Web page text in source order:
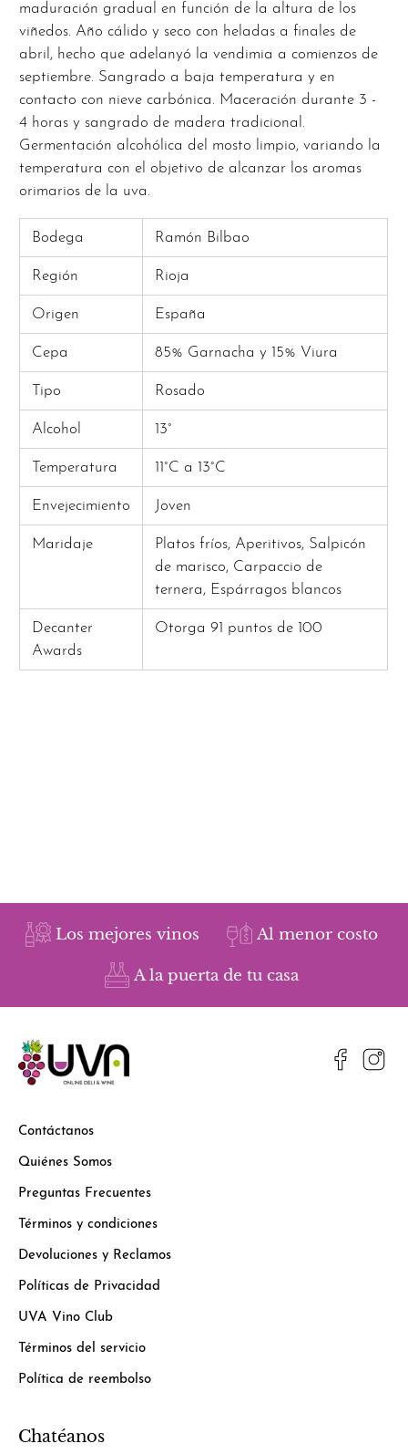
maduración gradual en función de la altura de los
viñedos. Año cálido y seco con heladas a finales de
abril, hecho que adelanyó la vendimia a comienzos de
septiembre. Sangrado a baja temperatura y en
contacto con nieve carbónica. Maceración durante 3 -
4 horas y sangrado de madera tradicional.
Germentación alcohólica del mosto limpio, variando la
temperatura con el objetivo de alcanzar los aromas
orimarios de la uva.
Bodega Ramón Bilbao
Región Rioja
Origen España
Cepa 85% Garnacha y 15% Viura
Tipo Rosado
Alcohol 13°
Temperatura 11°C a 13°C
Envejecimiento Joven
Maridaje
Platos fríos, Aperitivos, Salpicón
de marisco, Carpaccio de
ternera, Espárragos blancos
Decanter
Awards
Otorga 91 puntos de 100
Los mejores vinos Al menor costo
A la puerta de tu casa
Contáctanos
Quiénes Somos
Preguntas Frecuentes
Términos y condiciones
Devoluciones y Reclamos
Políticas de Privacidad
UVA Vino Club
Términos del servicio
Política de reembolso
Chatéanos